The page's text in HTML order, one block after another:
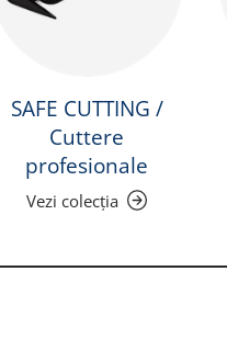
SAFE CUTTING /
Cuttere
profesionale
Vezi colecția